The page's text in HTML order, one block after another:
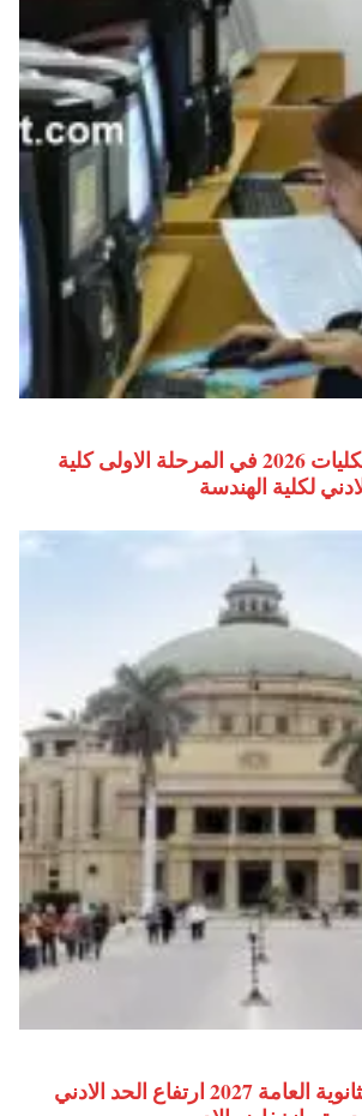
مؤشرات تنسيق الكليات 2026 في المرحلة الاولى كلية
مؤشرات تنسيق الثانوية العامة 2027 ارتفاع الحد الادني